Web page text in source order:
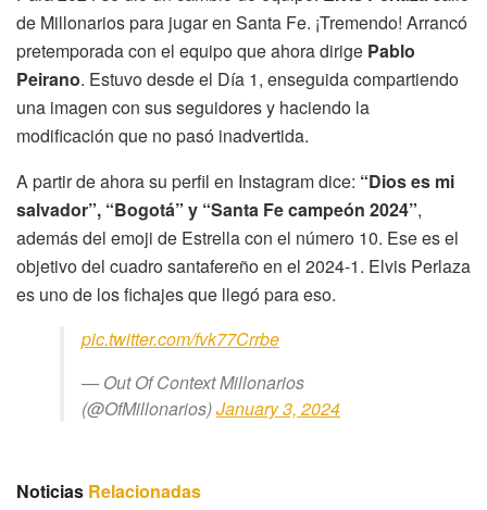
de Millonarios para jugar en Santa Fe. ¡Tremendo! Arrancó
pretemporada con el equipo que ahora dirige Pablo
Peirano. Estuvo desde el Día 1, enseguida compartiendo
una imagen con sus seguidores y haciendo la
modificación que no pasó inadvertida.
A partir de ahora su perfil en Instagram dice: “Dios es mi
salvador”, “Bogotá” y “Santa Fe campeón 2024”,
además del emoji de Estrella con el número 10. Ese es el
objetivo del cuadro santafereño en el 2024-1. Elvis Perlaza
es uno de los fichajes que llegó para eso.
pic.twitter.com/fvk77Crrbe
— Out Of Context Millonarios
(@OfMillonarios)January 3, 2024
Noticias Relacionadas